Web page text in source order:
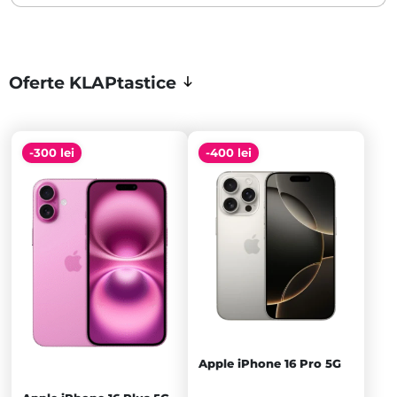
Oferte KLAPtastice
-300 lei -400 lei
Apple iPhone 16 Pro 5G